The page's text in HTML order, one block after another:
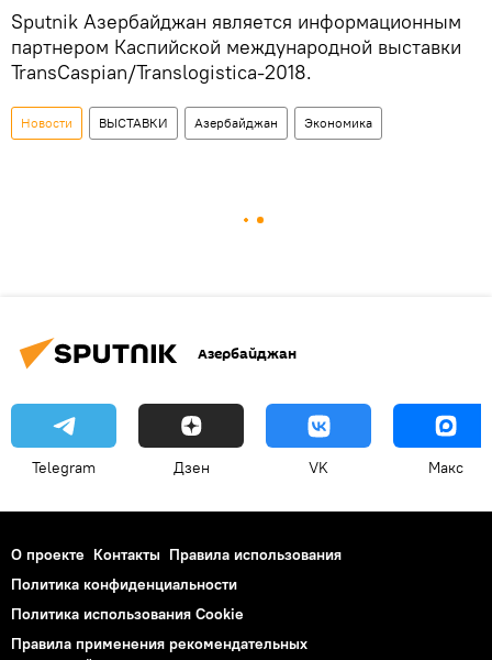
Sputnik Азербайджан является информационным
партнером Каспийской международной выставки
TransCaspian/Translogistica-2018.
Новости ВЫСТАВКИ Азербайджан Экономика
Азербайджан
Telegram Дзен VK Макс
О проекте Контакты Правила использования
Политика конфиденциальности
Политика использования Cookie
Правила применения рекомендательных